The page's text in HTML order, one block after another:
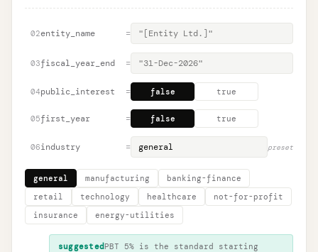
02entity_name =
03fiscal_year_end =
04public_interest = false true
05first_year = false true
06industry = preset
general manufacturing
banking-finance
retail
technology healthcare
not-for-profit
insurance
energy-utilities
suggestedPBT 5% is the standard starting